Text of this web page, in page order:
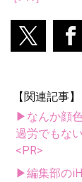
【関連記事】
▶なんか顔
過労でもな
<PR>
▶編集部の